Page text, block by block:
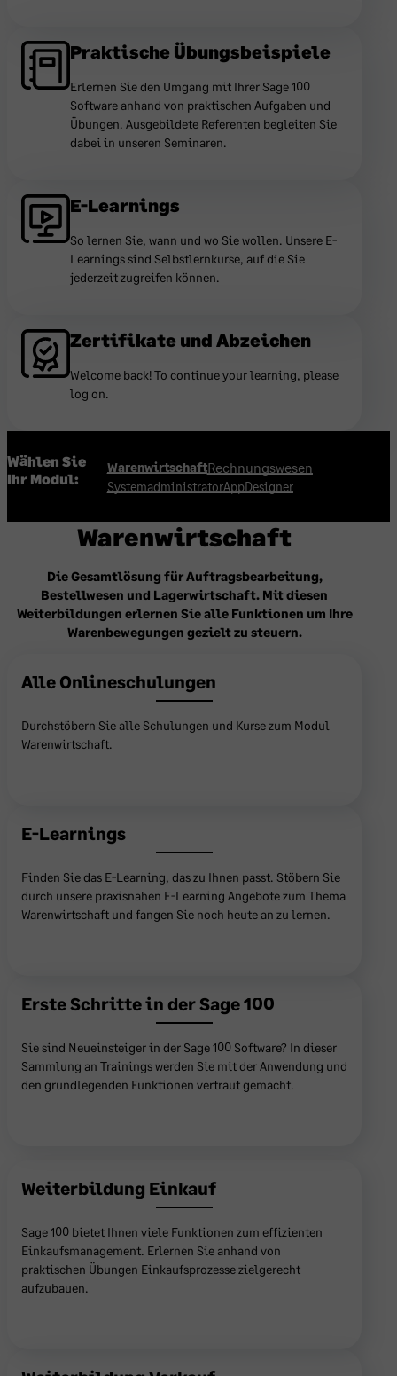
Praktische Übungsbeispiele
Erlernen Sie den Umgang mit Ihrer Sage 100
Software anhand von praktischen Aufgaben und
Übungen. Ausgebildete Referenten begleiten Sie
dabei in unseren Seminaren.
E-Learnings
So lernen Sie, wann und wo Sie wollen. Unsere E-
Learnings sind Selbstlernkurse, auf die Sie
jederzeit zugreifen können.
Zertifikate und Abzeichen
Welcome back! To continue your learning, please
log on.
Wählen Sie
Ihr Modul:
WarenwirtschaftRechnungswesen
SystemadministratorAppDesigner
Warenwirtschaft
Die Gesamtlösung für Auftragsbearbeitung,
Bestellwesen und Lagerwirtschaft. Mit diesen
Weiterbildungen erlernen Sie alle Funktionen um Ihre
Warenbewegungen gezielt zu steuern.
Alle Onlineschulungen
Durchstöbern Sie alle Schulungen und Kurse zum Modul
Warenwirtschaft.
E-Learnings
Finden Sie das E-Learning, das zu Ihnen passt. Stöbern Sie
durch unsere praxisnahen E-Learning Angebote zum Thema
Warenwirtschaft und fangen Sie noch heute an zu lernen.
Erste Schritte in der Sage 100
Sie sind Neueinsteiger in der Sage 100 Software? In dieser
Sammlung an Trainings werden Sie mit der Anwendung und
den grundlegenden Funktionen vertraut gemacht.
Weiterbildung Einkauf
Sage 100 bietet Ihnen viele Funktionen zum effizienten
Einkaufsmanagement. Erlernen Sie anhand von
praktischen Übungen Einkaufsprozesse zielgerecht
aufzubauen.